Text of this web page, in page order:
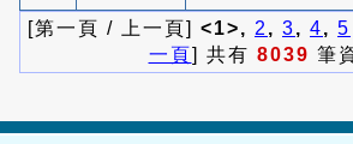
[第一頁 / 上一頁] <1>, 2 , 3, 4, 5
一頁] 共有 8039 筆